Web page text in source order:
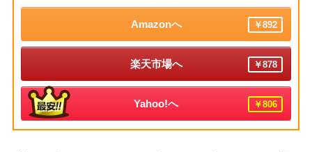
Amazonへ ￥892
楽天市場へ ￥878
Yahoo!へ ￥806